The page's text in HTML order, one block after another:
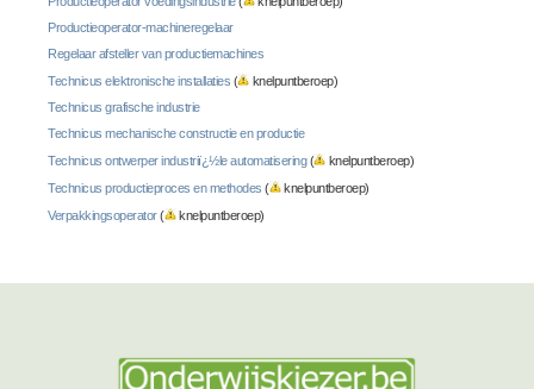
Productieoperator-machineregelaar
Regelaar afsteller van productiemachines
Technicus elektronische installaties (
knelpuntberoep)
Technicus grafische industrie
Technicus mechanische constructie en productie
Technicus ontwerper industriï¿½le automatisering(
knelpuntberoep)
Technicus productieproces en methodes (
knelpuntberoep)
Verpakkingsoperator( knelpuntberoep)